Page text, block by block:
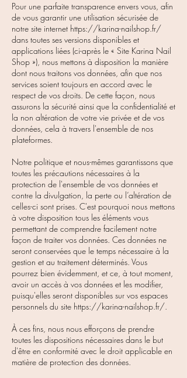
Pour une parfaite transparence envers vous, afin
de vous garantir une utilisation sécurisée de
notre site internet https://karina-nailshop.fr/
dans toutes ses versions disponibles et
applications liées (ci-après le « Site Karina Nail
Shop »), nous mettons à disposition la manière
dont nous traitons vos données, afin que nos
services soient toujours en accord avec le
respect de vos droits. De cette façon, nous
assurons la sécurité ainsi que la confidentialité et
la non altération de votre vie privée et de vos
données, cela à travers l'ensemble de nos
plateformes.
Notre politique et nous-mêmes garantissons que
toutes les précautions nécessaires à la
protection de l'ensemble de vos données et
contre la divulgation, la perte ou l’altération de
celles-ci sont prises. C'est pourquoi nous mettons
à votre disposition tous les éléments vous
permettant de comprendre facilement notre
façon de traiter vos données. Ces données ne
seront conservées que le temps nécessaire à la
gestion et au traitement déterminés. Vous
pourrez bien évidemment, et ce, à tout moment,
avoir un accès à vos données et les modifier,
puisqu'elles seront disponibles sur vos espaces
personnels du site https://karina-nailshop.fr/.
À ces fins, nous nous efforçons de prendre
toutes les dispositions nécessaires dans le but
d'être en conformité avec le droit applicable en
matière de protection des données.